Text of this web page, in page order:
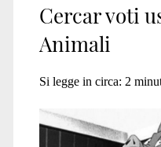
grillo</
Cercar voti
Animali
Si legge in circa: 2